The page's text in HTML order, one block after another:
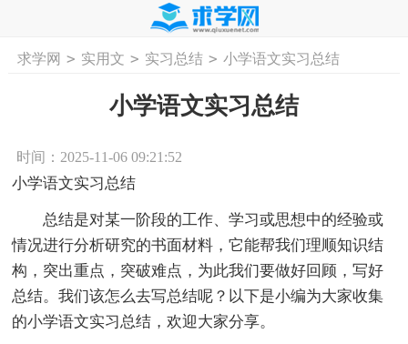
首页 工作计划 活动计划 学习计划
求学网 > 实用文 > 实习总结 > 小学语文实习总结
小学语文实习总结
时间：2025-11-06 09:21:52
小学语文实习总结
总结是对某一阶段的工作、学习或思想中的经验或
情况进行分析研究的书面材料，它能帮我们理顺知识结
构，突出重点，突破难点，为此我们要做好回顾，写好
总结。我们该怎么去写总结呢？以下是小编为大家收集
的小学语文实习总结，欢迎大家分享。